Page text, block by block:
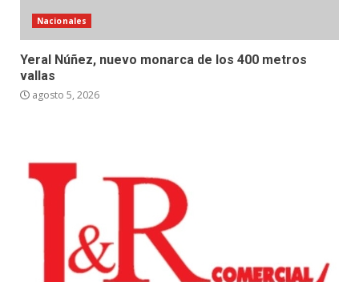
Nacionales
Yeral Núñez, nuevo monarca de los 400 metros
vallas
agosto 5, 2026